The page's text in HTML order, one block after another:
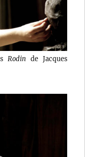
Rodin de Jacques